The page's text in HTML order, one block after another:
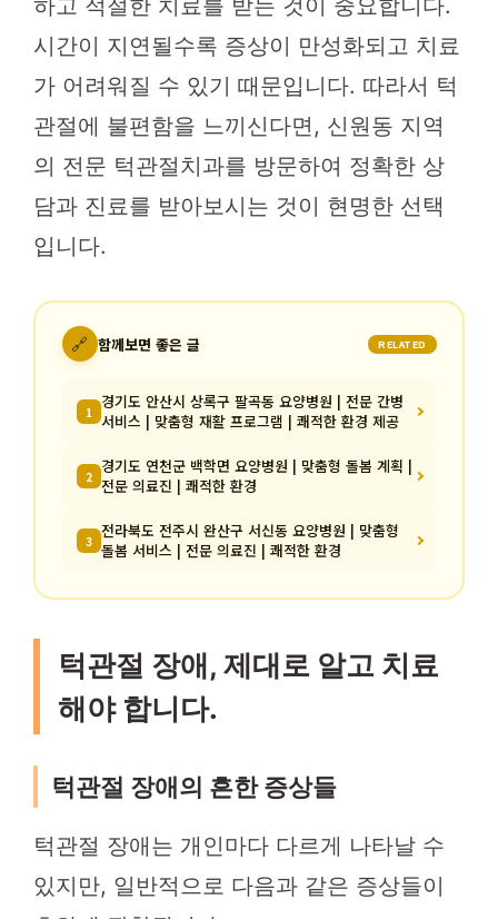
시간이 지연될수록 증상이 만성화되고 치료
가 어려워질 수 있기 때문입니다. 따라서 턱
관절에 불편함을 느끼신다면, 신원동 지역
의 전문 턱관절치과를 방문하여 정확한 상
담과 진료를 받아보시는 것이 현명한 선택
입니다.
🔗 함께보면 좋은 글 RELATED
1 경기도 안산시 상록구 팔곡동 요양병원 | 전문 간병
서비스 | 맞춤형 재활 프로그램 | 쾌적한 환경 제공
2 경기도 연천군 백학면 요양병원 | 맞춤형 돌봄 계획 |
전문 의료진 | 쾌적한 환경
3 전라북도 전주시 완산구 서신동 요양병원 | 맞춤형
돌봄 서비스 | 전문 의료진 | 쾌적한 환경
턱관절 장애, 제대로 알고 치료
해야 합니다.
턱관절 장애의 흔한 증상들
턱관절 장애는 개인마다 다르게 나타날 수
있지만, 일반적으로 다음과 같은 증상들이